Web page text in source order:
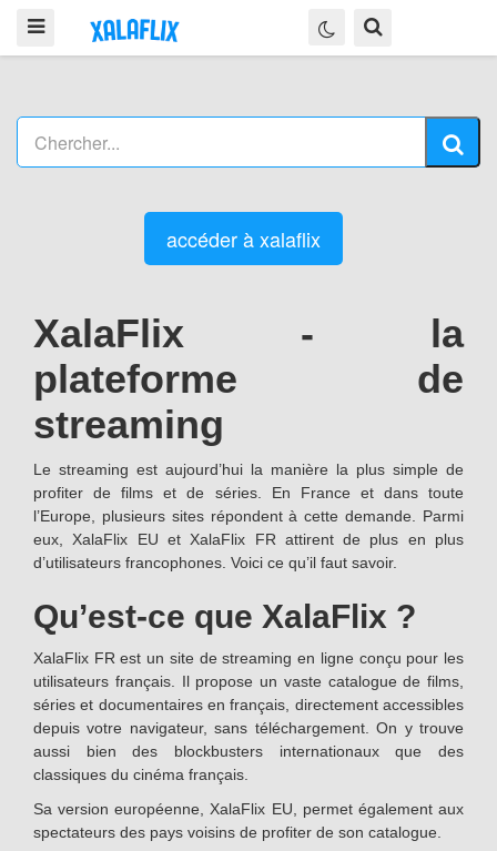
accéder à xalaflix
XalaFlix - la
plateforme de
streaming
Le streaming est aujourd’hui la manière la plus simple de
profiter de films et de séries. En France et dans toute
l’Europe, plusieurs sites répondent à cette demande. Parmi
eux, XalaFlix EU et XalaFlix FR attirent de plus en plus
d’utilisateurs francophones. Voici ce qu’il faut savoir.
Qu’est-ce que XalaFlix ?
XalaFlix FR est un site de streaming en ligne conçu pour les
utilisateurs français. Il propose un vaste catalogue de films,
séries et documentaires en français, directement accessibles
depuis votre navigateur, sans téléchargement. On y trouve
aussi bien des blockbusters internationaux que des
classiques du cinéma français.
Sa version européenne, XalaFlix EU, permet également aux
spectateurs des pays voisins de profiter de son catalogue.